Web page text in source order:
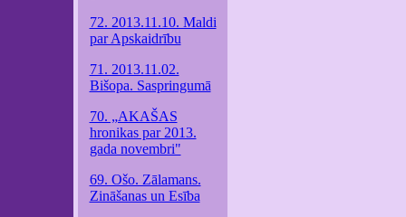
72. 2013.11.10. Maldi
par Apskaidrību
71. 2013.11.02.
Bišopa. Saspringumā
70. „AKAŠAS
hronikas par 2013.
gada novembri"
69. Ošo. Zālamans.
Zināšanas un Esība